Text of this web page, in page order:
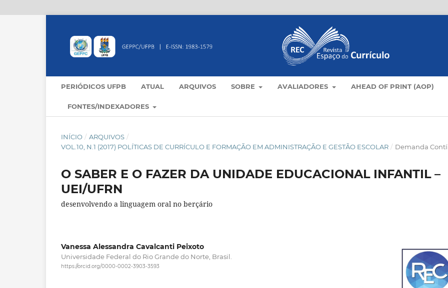
PERIÓDICOS UFPB ATUAL ARQUIVOS SOBRE AVALIADORES AHEAD OF PRINT (AOP)
FONTES/INDEXADORES
INÍCIO / ARQUIVOS /
VOL.10, N.1 (2017) POLÍTICAS DE CURRÍCULO E FORMAÇÃO EM ADMINISTRAÇÃO E GESTÃO ESCOLAR / Demanda
O SABER E O FAZER DA UNIDADE EDUCACIONAL INFANTIL –
UEI/UFRN
desenvolvendo a linguagem oral no berçário
Vanessa Alessandra Cavalcanti Peixoto
Universidade Federal do Rio Grande do Norte, Brasil.
https://orcid.org/0000-0002-3903-3593